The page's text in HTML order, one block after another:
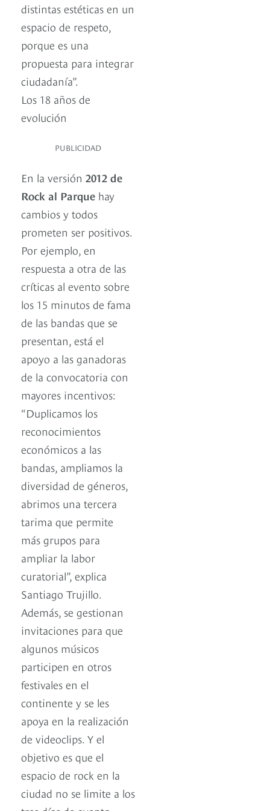
distintas estéticas en un
espacio de respeto,
porque es una
propuesta para integrar
ciudadanía”.
Los 18 años de
evolución
PUBLICIDAD
En la versión 2012 de
Rock al Parque hay
cambios y todos
prometen ser positivos.
Por ejemplo, en
respuesta a otra de las
críticas al evento sobre
los 15 minutos de fama
de las bandas que se
presentan, está el
apoyo a las ganadoras
de la convocatoria con
mayores incentivos:
“Duplicamos los
reconocimientos
económicos a las
bandas, ampliamos la
diversidad de géneros,
abrimos una tercera
tarima que permite
más grupos para
ampliar la labor
curatorial”, explica
Santiago Trujillo.
Además, se gestionan
invitaciones para que
algunos músicos
participen en otros
festivales en el
continente y se les
apoya en la realización
de videoclips. Y el
objetivo es que el
espacio de rock en la
ciudad no se limite a los